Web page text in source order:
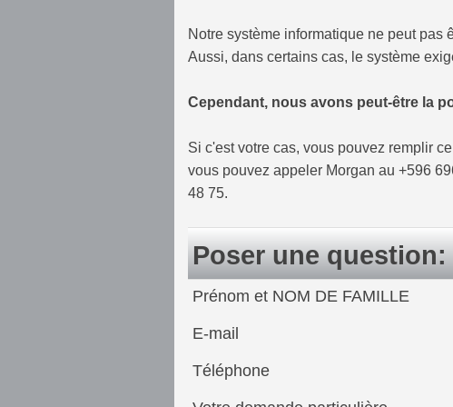
Notre système informatique ne peut
Aussi, dans certains cas, le système
Cependant, nous avons peut-être la
Si c'est votre cas, vous pouvez remplir
vous pouvez appeler Morgan au +596
48 75.
Poser une question:
Prénom et NOM DE FAMILLE
E-mail
Téléphone